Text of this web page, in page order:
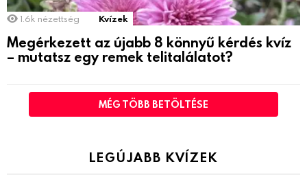
1.6k nézettség Kvízek
Megérkezett az újabb 8 könnyű kérdés kvíz
– mutatsz egy remek telitalálatot?
MÉG TÖBB BETÖLTÉSE
LEGÚJABB KVÍZEK